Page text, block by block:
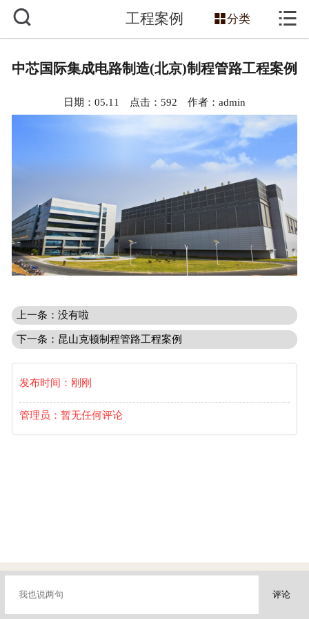
网站首页
主营产品
新闻动态
工程案例
技术知识
销售网络
工程案例 分类 


中芯国际集成电路制造(北京)制程管路工程案例
日期：05.11 点击： 592 作者：admin
上一条：没有啦
下一条：昆山克顿制程管路工程案例
发布时间：刚刚
管理员：暂无任何评论
 